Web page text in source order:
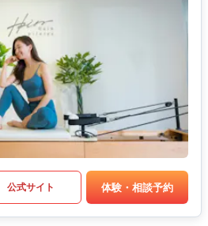
公式サイト 体験・相談予約